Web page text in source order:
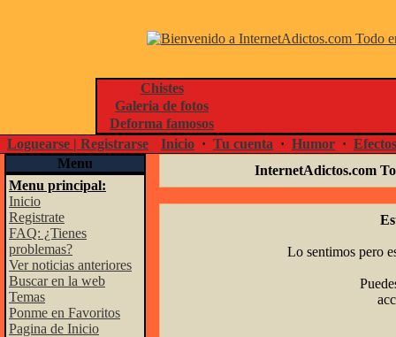
Chistes
Galeria de fotos
Deforma famosos
Loguearse | Registrarse
Inicio · Tu cuenta · Humor ·
Menu
Menu principal:
Inicio
Registrate
FAQ: ¿Tienes
problemas?
Ver noticias anteriores
Buscar en la web
Temas
Ponme en Favoritos
Pagina de Inicio
InternetAdictos.com
Lo sentimos pero